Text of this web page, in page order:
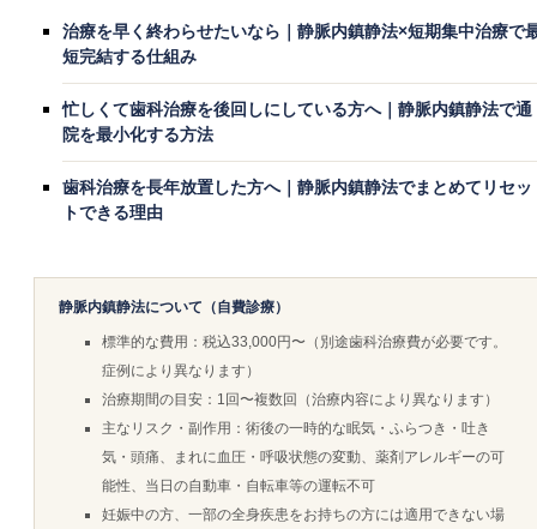
治療を早く終わらせたいなら｜静脈内鎮静法×短期集中治療で
短完結する仕組み
忙しくて歯科治療を後回しにしている方へ｜静脈内鎮静法で通
院を最小化する方法
歯科治療を長年放置した方へ｜静脈内鎮静法でまとめてリセッ
トできる理由
静脈内鎮静法について（自費診療）
標準的な費用：税込33,000円〜（別途歯科治療費が必要です。
症例により異なります）
治療期間の目安：1回〜複数回（治療内容により異なります）
主なリスク・副作用：術後の一時的な眠気・ふらつき・吐き
気・頭痛、まれに血圧・呼吸状態の変動、薬剤アレルギーの可
能性、当日の自動車・自転車等の運転不可
妊娠中の方、一部の全身疾患をお持ちの方には適用できない場